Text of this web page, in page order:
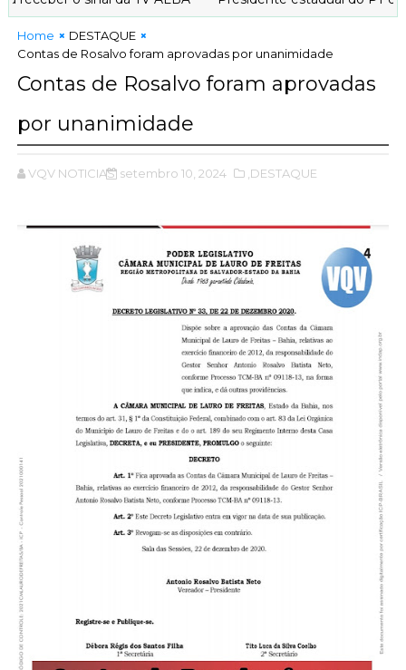
Home
DESTAQUE
Contas de Rosalvo foram aprovadas por unanimidade
Contas de Rosalvo foram aprovadas
por unanimidade
VQV NOTICIAS setembro 10, 2024 ,DESTAQUE